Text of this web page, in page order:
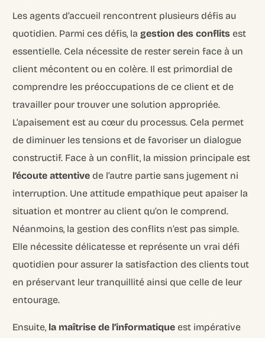
Les agents d’accueil rencontrent plusieurs défis au
quotidien. Parmi ces défis, lagestion des conflits est
essentielle. Cela nécessite de rester serein face à un
client mécontent ou en colère. Il est primordial de
comprendre les préoccupations de ce client et de
travailler pour trouver une solution appropriée.
L’apaisement est au cœur du processus. Cela permet
de diminuer les tensions et de favoriser un dialogue
constructif. Face à un conflit, la mission principale est
l’écoute attentive de l’autre partie sans jugement ni
interruption. Une attitude empathique peut apaiser la
situation et montrer au client qu’on le comprend.
Néanmoins, la gestion des conflits n’est pas simple.
Elle nécessite délicatesse et représente un vrai défi
quotidien pour assurer la satisfaction des clients tout
en préservant leur tranquillité ainsi que celle de leur
entourage.
Ensuite, la maîtrise de l’informatique est impérative